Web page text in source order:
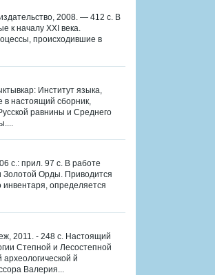
2008. — 412 с. В
к началу XXI века.
происходившие в
Институт языка,
настоящий сборник,
равнины и Среднего
с.: прил. 97 с. В работе
Золотой Орды. Приводится
инвентаря, определяется
2011. - 248 с. Настоящий
Степной и Лесостепной
й
Валерия...